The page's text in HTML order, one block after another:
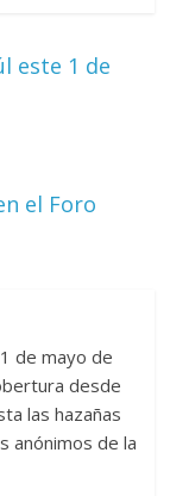
este 1 de
el Foro
de mayo de
desde
las hazañas
anónimos de la